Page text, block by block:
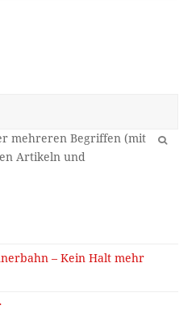
OK
– Kein Halt mehr